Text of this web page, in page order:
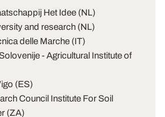
Het Idee (NL)
and research (NL)
delle Marche (IT)
- Agricultural Institute of
(ES)
Council Institute For Soil
(ZA)